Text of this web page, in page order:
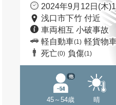
2024年9月12日(木
浅口市下竹 付近
車両相互 小破事故
軽自動車(1) 軽貨物車
死亡(0) 負傷(1)
45～54歳
他
晴